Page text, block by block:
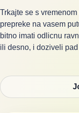
Trkajte se s
prepreke na vasem
bitno imati odlicnu
ili desno, i doziveli